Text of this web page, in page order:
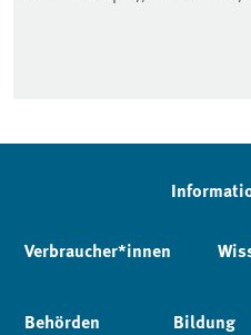
Verbraucher*innen
Behörden Bildung